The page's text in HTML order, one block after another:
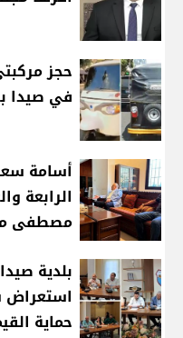
حجز
في صيدا
أسامة
الرابعة
مصطفى
بلدية
استعراض
حماية